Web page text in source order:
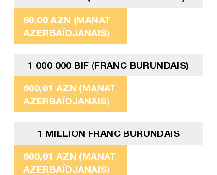
60,00 AZN (MANAT
AZERBAÏDJANAIS)
1 000 000 BIF (FRANC BURUNDAIS)
600,01 AZN (MANAT
AZERBAÏDJANAIS)
1 MILLION FRANC BURUNDAIS
600,01 AZN (MANAT
AZERBAÏDJANAIS)